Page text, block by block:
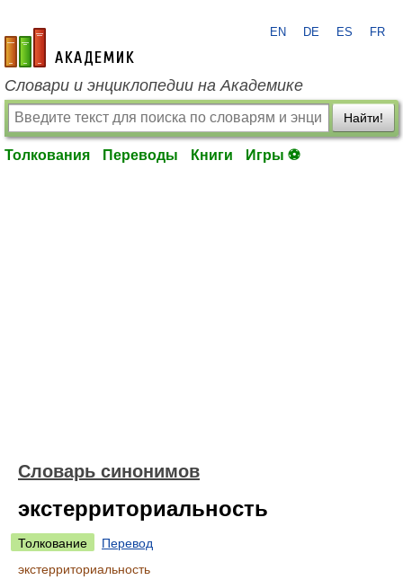
academic.ru
EN DE ES FR
Словари и энциклопедии на Академике
Найти!
Толкования Переводы Книги Игры ⚽
Словарь синонимов
экстерриториальность
Толкование
Перевод
экстерриториальность